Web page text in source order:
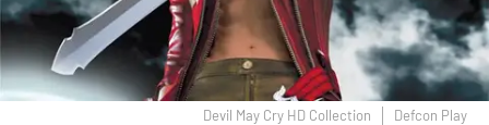
Devil May Cry HD Collection Defcon Play